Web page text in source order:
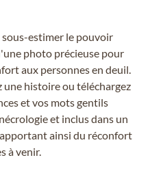
estimer le pouvoir
photo précieuse pour
aux personnes en deuil.
une histoire ou téléchargez
et vos mots gentils
et inclus dans un
ainsi du réconfort
à venir.